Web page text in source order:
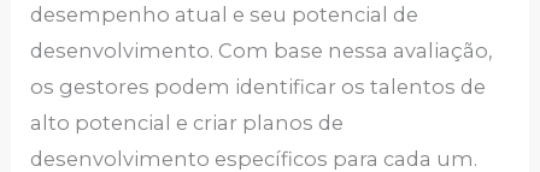
desempenho atual e seu potencial de
desenvolvimento. Com base nessa avaliação,
os gestores podem identificar os talentos de
alto potencial e criar planos de
desenvolvimento específicos para cada um.